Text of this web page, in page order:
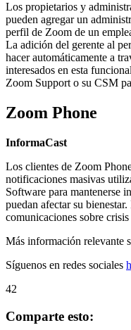
Los propietarios y
pueden agregar un
perfil de Zoom de un
La adición del gerente al
hacer automáticamente a
interesados en esta
Zoom Support o su CSM
Zoom Phone
InformaCast
Los clientes de Zoom
notificaciones masivas
Software para mantenerse
puedan afectar su
comunicaciones sobre
Más información relevante
Síguenos en redes sociales
42
Comparte esto: